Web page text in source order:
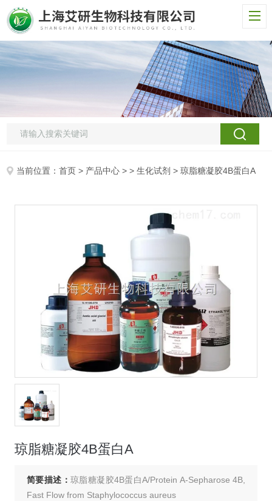
当前位置：首页 > 产品中心 > >生化试剂 > 琼脂糖凝胶4B蛋白A
琼脂糖凝胶4B蛋白A
简要描述： 琼脂糖凝胶4B蛋白A/Protein A-Sepharose 4B,
Fast Flow from Staphylococcus aureus